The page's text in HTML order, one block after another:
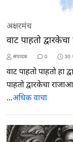
अक्षरमंच
वाट पाहतो
संपादक 0 30
वाट पाहतो पाहतो हा
पाहतो द्वारकेचा
...अधिक वाचा